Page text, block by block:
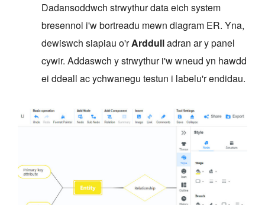
Dadansoddwch strwythur data eich system
bresennol i'w bortreadu mewn diagram ER. Yna,
dewiswch siapiau o'rArddulladran ar y panel
cywir. Addaswch y strwythur i'w wneud yn hawdd
ei ddeall ac ychwanegu testun i labelu'r endidau.